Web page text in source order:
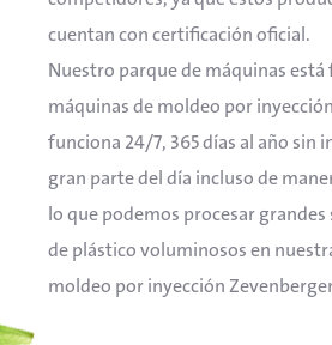
cuentan con certificación oficial.
Nuestro parque de máquinas
máquinas de moldeo por
funciona 24/7, 365 días al año sin
gran parte del día incluso de
lo que podemos procesar
de plástico voluminosos en
moldeo por inyección